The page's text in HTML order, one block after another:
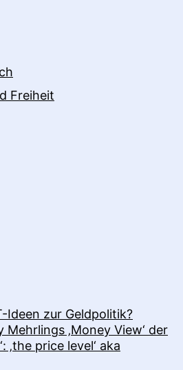
Freiheit
Ideen zur Geldpolitik?
‚Money View‘ der
‚the price level‘ aka